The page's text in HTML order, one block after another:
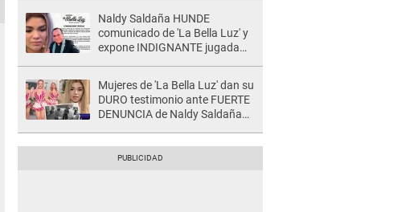
Naldy Saldaña HUNDE
comunicado de 'La Bella Luz' y
expone INDIGNANTE jugada
Mujeres de 'La Bella Luz' dan su
DURO testimonio ante FUERTE
DENUNCIA de Naldy Saldaña